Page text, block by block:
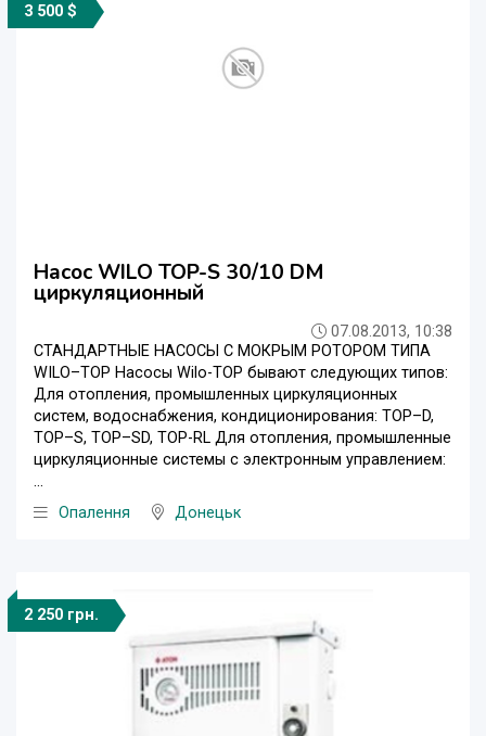
3 500 $
Насос WILO TOP-S 30/10 DM
циркуляционный
07.08.2013, 10:38
СТАНДАРТНЫЕ НАСОСЫ С МОКРЫМ РОТОРОМ ТИПА
WILO–TOP Насосы Wilo-TOP бывают следующих типов:
Для отопления, промышленных циркуляционных
систем, водоснабжения, кондиционирования: TOP–D,
TOP–S, TOP–SD, TOP-RL Для отопления, промышленные
циркуляционные системы с электронным управлением:
...
Опалення
Донецьк
2 250 грн.